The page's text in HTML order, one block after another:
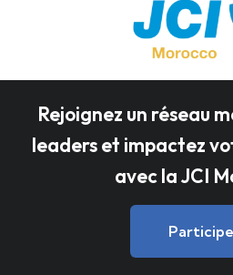
Rejoignez un réseau
leaders et impactez
avec la JCI